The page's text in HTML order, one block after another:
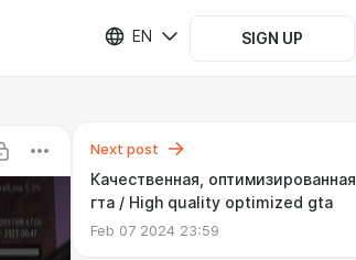
EN SIGN UP
Next post
Качественная, оптимизированная
гта / High quality optimized gta
Feb 07 2024 23:59